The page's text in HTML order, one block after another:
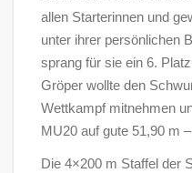
allen Starterinnen und
unter ihrer persönlichen
sprang für sie ein 6.
Gröper wollte den
Wettkampf mitnehmen
MU20 auf gute 51,90 m
Die 4×200 m Staffel der